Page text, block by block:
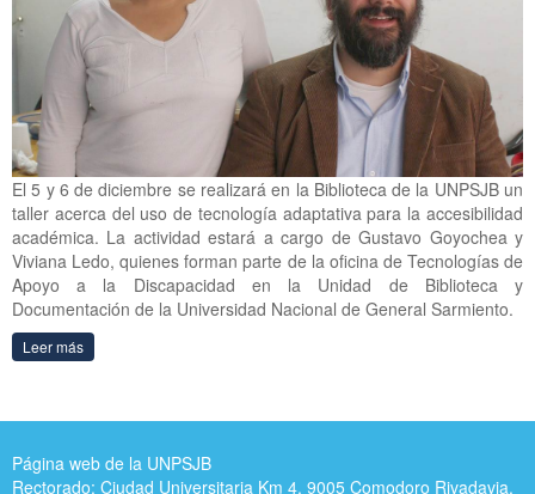
El 5 y 6 de diciembre se realizará en la Biblioteca de la UNPSJB un
taller acerca del uso de tecnología adaptativa para la accesibilidad
académica. La actividad estará a cargo de Gustavo Goyochea y
Viviana Ledo, quienes forman parte de la oficina de Tecnologías de
Apoyo a la Discapacidad en la Unidad de Biblioteca y
Documentación de la Universidad Nacional de General Sarmiento.
Leer más
Página web de la UNPSJB
Rectorado: Ciudad Universitaria Km 4, 9005 Comodoro Rivadavia,